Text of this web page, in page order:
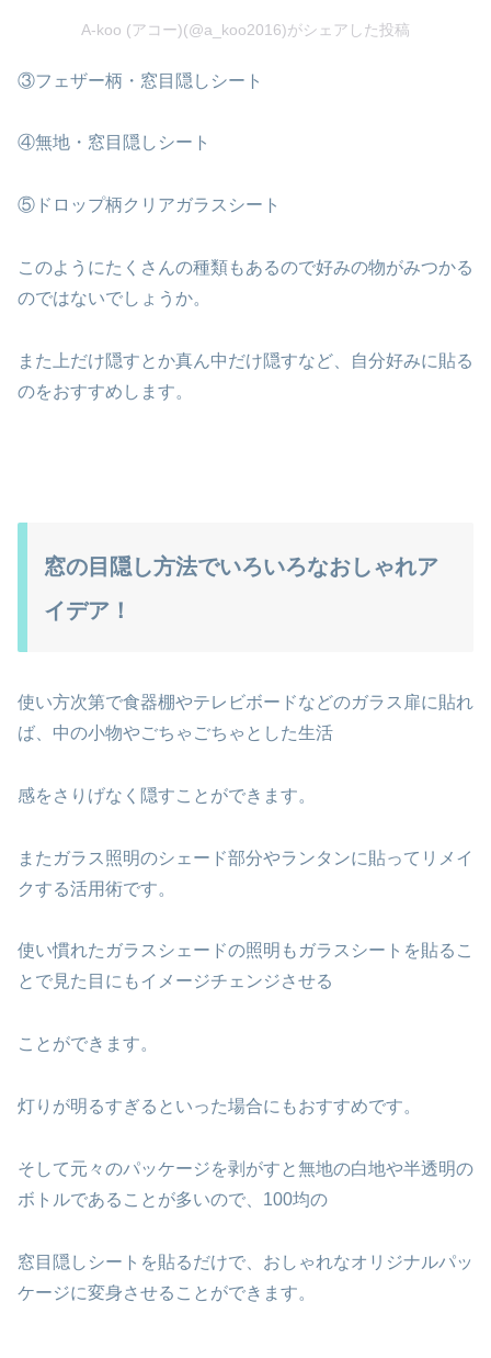
A-koo (アコー)(@a_koo2016)がシェアした投稿
③フェザー柄・窓目隠しシート
④無地・窓目隠しシート
⑤ドロップ柄クリアガラスシート
このようにたくさんの種類もあるので好みの物がみつかる
のではないでしょうか。
また上だけ隠すとか真ん中だけ隠すなど、自分好みに貼る
のをおすすめします。
窓の目隠し方法でいろいろなおしゃれア
イデア！
使い方次第で食器棚やテレビボードなどのガラス扉に貼れ
ば、中の小物やごちゃごちゃとした生活
感をさりげなく隠すことができます。
またガラス照明のシェード部分やランタンに貼ってリメイ
クする活用術です。
使い慣れたガラスシェードの照明もガラスシートを貼るこ
とで見た目にもイメージチェンジさせる
ことができます。
灯りが明るすぎるといった場合にもおすすめです。
そして元々のパッケージを剥がすと無地の白地や半透明の
ボトルであることが多いので、100均の
窓目隠しシートを貼るだけで、おしゃれなオリジナルパッ
ケージに変身させることができます。